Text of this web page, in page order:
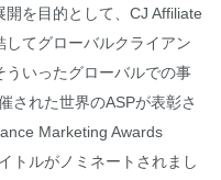
を目的として、CJ Affiliate
てグローバルクライアン
ういったグローバルでの事
された世界のASPが表彰さ
Marketing Awards
トルがノミネートされまし